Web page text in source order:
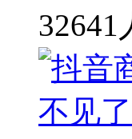
32641